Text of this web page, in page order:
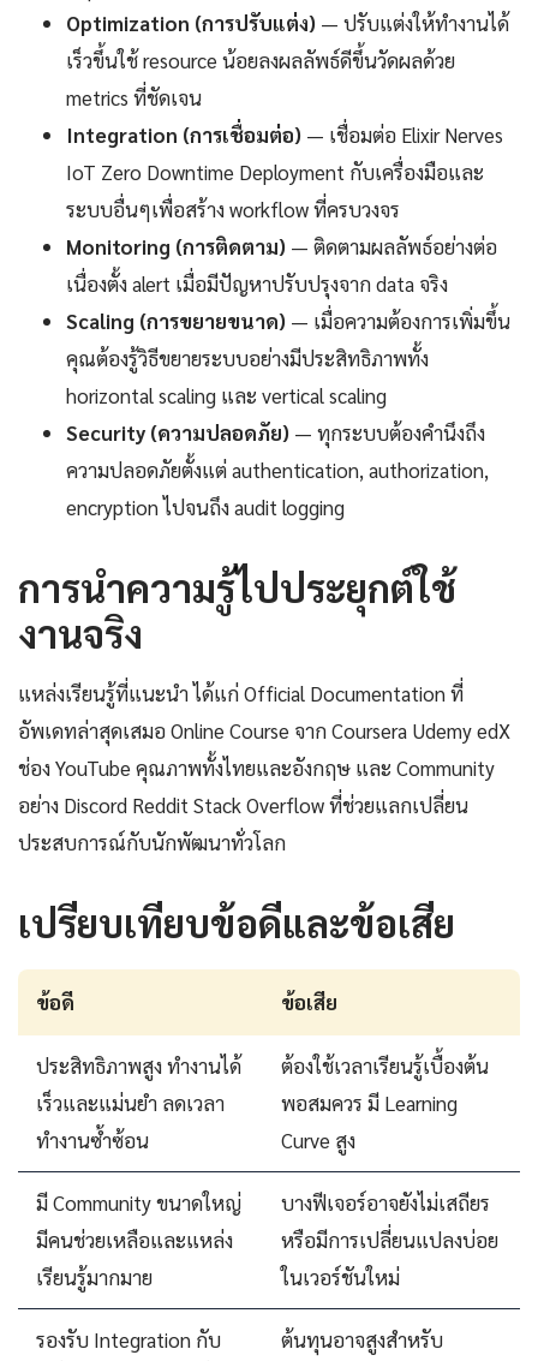
Optimization (การปรับแต่ง) — ปรับแต่งให้ทำงานได้
เร็วขึ้นใช้ resource น้อยลงผลลัพธ์ดีขึ้นวัดผลด้วย
metrics ที่ชัดเจน
Integration (การเชื่อมต่อ) — เชื่อมต่อ Elixir Nerves
IoT Zero Downtime Deployment กับเครื่องมือและ
ระบบอื่นๆเพื่อสร้าง workflow ที่ครบวงจร
Monitoring (การติดตาม) — ติดตามผลลัพธ์อย่างต่อ
เนื่องตั้ง alert เมื่อมีปัญหาปรับปรุงจาก data จริง
Scaling (การขยายขนาด) — เมื่อความต้องการเพิ่มขึ้น
คุณต้องรู้วิธีขยายระบบอย่างมีประสิทธิภาพทั้ง
horizontal scaling และ vertical scaling
Security (ความปลอดภัย) — ทุกระบบต้องคำนึงถึง
ความปลอดภัยตั้งแต่ authentication, authorization,
encryption ไปจนถึง audit logging
การนำความรู้ไปประยุกต์ใช้
งานจริง
แหล่งเรียนรู้ที่แนะนำ ได้แก่ Official Documentation ที่
อัพเดทล่าสุดเสมอ Online Course จาก Coursera Udemy edX
ช่อง YouTube คุณภาพทั้งไทยและอังกฤษ และ Community
อย่าง Discord Reddit Stack Overflow ที่ช่วยแลกเปลี่ยน
ประสบการณ์กับนักพัฒนาทั่วโลก
เปรียบเทียบข้อดีและข้อเสีย
ข้อดี ข้อเสีย
ประสิทธิภาพสูง ทำงานได้
เร็วและแม่นยำ ลดเวลา
ทำงานซ้ำซ้อน
ต้องใช้เวลาเรียนรู้เบื้องต้น
พอสมควร มี Learning
Curve สูง
มี Community ขนาดใหญ่
มีคนช่วยเหลือและแหล่ง
เรียนรู้มากมาย
บางฟีเจอร์อาจยังไม่เสถียร
หรือมีการเปลี่ยนแปลงบ่อย
ในเวอร์ชันใหม่
รองรับ Integration กับ
ต้นทุนอาจสูงสำหรับ